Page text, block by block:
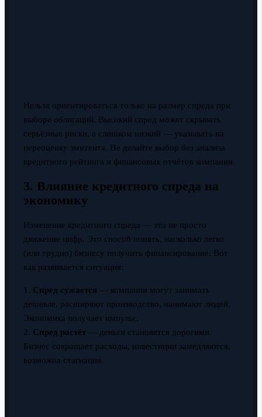
Нельзя ориентироваться только на размер спреда при
выборе облигаций. Высокий спред может скрывать
серьёзные риски, а слишком низкий — указывать на
переоценку эмитента. Не делайте выбор без анализа
кредитного рейтинга и финансовых отчётов компании.
3. Влияние кредитного спреда на
экономику
Изменение кредитного спреда — это не просто
движение цифр. Это способ понять, насколько легко
(или трудно) бизнесу получить финансирование. Вот
как развивается ситуация:
1. Спред сужается — компании могут занимать
дешевле, расширяют производство, нанимают людей.
Экономика получает импульс.
2. Спред растёт— деньги становятся дорогими.
Бизнес сокращает расходы, инвестиции замедляются,
возможна стагнация.